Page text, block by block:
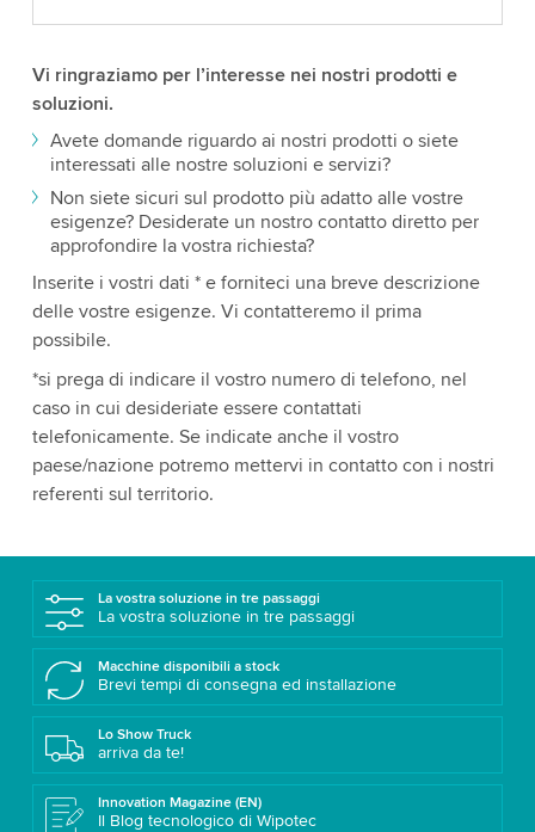
Vi ringraziamo per l’interesse nei nostri prodotti e
soluzioni.
Avete domande riguardo ai nostri prodotti o siete
interessati alle nostre soluzioni e servizi?
Non siete sicuri sul prodotto più adatto alle vostre
esigenze? Desiderate un nostro contatto diretto per
approfondire la vostra richiesta?
Inserite i vostri dati * e forniteci una breve descrizione
delle vostre esigenze. Vi contatteremo il prima
possibile.
*si prega di indicare il vostro numero di telefono, nel
caso in cui desideriate essere contattati
telefonicamente. Se indicate anche il vostro
paese/nazione potremo mettervi in contatto con i nostri
referenti sul territorio.
La vostra soluzione in tre passaggi
La vostra soluzione in tre passaggi
Macchine disponibili a stock
Brevi tempi di consegna ed installazione
Lo Show Truck
arriva da te!
Innovation Magazine (EN)
Il Blog tecnologico di Wipotec